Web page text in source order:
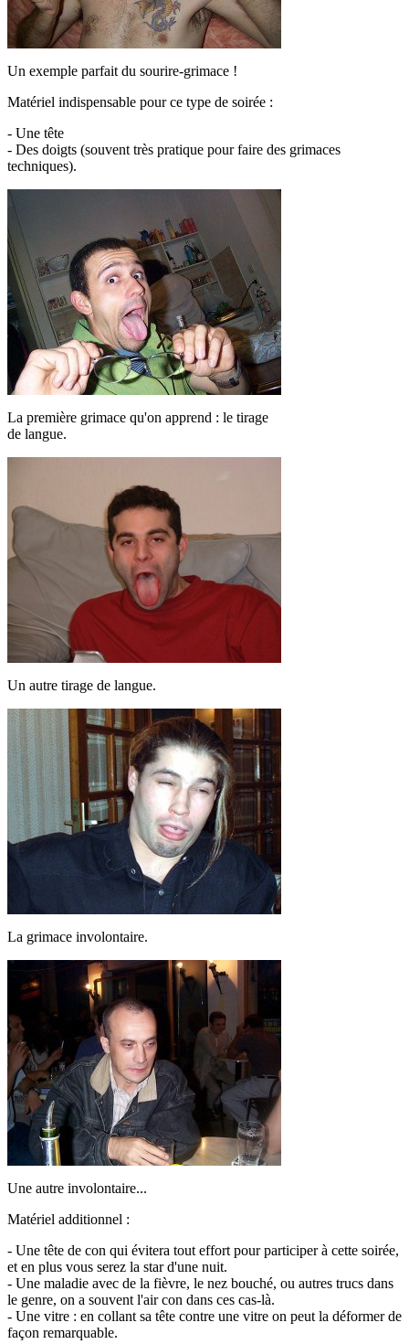
Un exemple parfait du sourire-grimace !
Matériel indispensable pour ce type de soirée :
- Une tête
- Des doigts (souvent très pratique pour faire des grimaces
techniques).
La première grimace qu'on apprend : le tirage
de langue.
Un autre tirage de langue.
La grimace involontaire.
Une autre involontaire...
Matériel additionnel :
- Une tête de con qui évitera tout effort pour participer à cette soirée,
et en plus vous serez la star d'une nuit.
- Une maladie avec de la fièvre, le nez bouché, ou autres trucs dans
le genre, on a souvent l'air con dans ces cas-là.
- Une vitre : en collant sa tête contre une vitre on peut la déformer de
façon remarquable.